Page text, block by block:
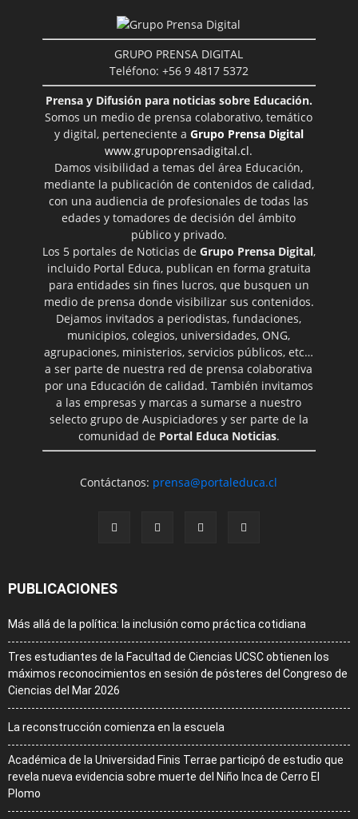
GRUPO PRENSA DIGITAL
Teléfono: +56 9 4817 5372
Prensa y Difusión para noticias sobre Educación.
Somos un medio de prensa colaborativo, temático
y digital, perteneciente a Grupo Prensa Digital
www.grupoprensadigital.cl.
Damos visibilidad a temas del área Educación,
mediante la publicación de contenidos de calidad,
con una audiencia de profesionales de todas las
edades y tomadores de decisión del ámbito
público y privado.
Los 5 portales de Noticias de Grupo Prensa Digital,
incluido Portal Educa, publican en forma gratuita
para entidades sin fines lucros, que busquen un
medio de prensa donde visibilizar sus contenidos.
Dejamos invitados a periodistas, fundaciones,
municipios, colegios, universidades, ONG,
agrupaciones, ministerios, servicios públicos, etc…
a ser parte de nuestra red de prensa colaborativa
por una Educación de calidad. También invitamos
a las empresas y marcas a sumarse a nuestro
selecto grupo de Auspiciadores y ser parte de la
comunidad de Portal Educa Noticias.
Contáctanos: prensa@portaleduca.cl
PUBLICACIONES
Más allá de la política: la inclusión como práctica cotidiana
Tres estudiantes de la Facultad de Ciencias UCSC obtienen los
máximos reconocimientos en sesión de pósteres del Congreso de
Ciencias del Mar 2026
La reconstrucción comienza en la escuela
Académica de la Universidad Finis Terrae participó de estudio que
revela nueva evidencia sobre muerte del Niño Inca de Cerro El
Plomo